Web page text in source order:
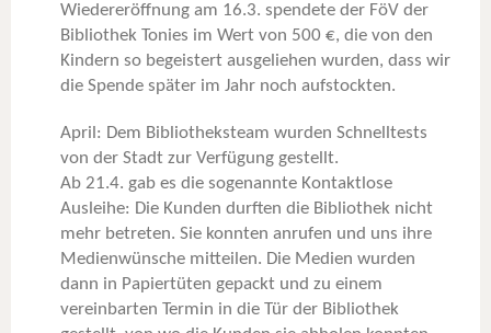
Wiedereröffnung am 16.3. spendete der FöV der
Bibliothek Tonies im Wert von 500 €, die von den
Kindern so begeistert ausgeliehen wurden, dass wir
die Spende später im Jahr noch aufstockten.
April: Dem Bibliotheksteam wurden Schnelltests
von der Stadt zur Verfügung gestellt.
Ab 21.4. gab es die sogenannte Kontaktlose
Ausleihe: Die Kunden durften die Bibliothek nicht
mehr betreten. Sie konnten anrufen und uns ihre
Medienwünsche mitteilen. Die Medien wurden
dann in Papiertüten gepackt und zu einem
vereinbarten Termin in die Tür der Bibliothek